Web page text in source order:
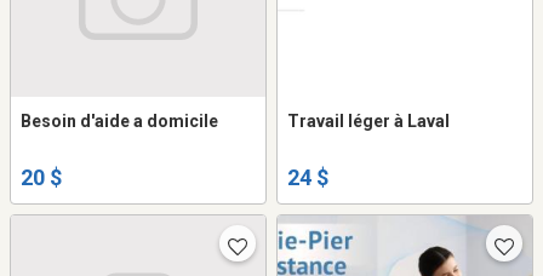
Besoin d'aide a domicile
20 $
Travail léger à Laval
24 $